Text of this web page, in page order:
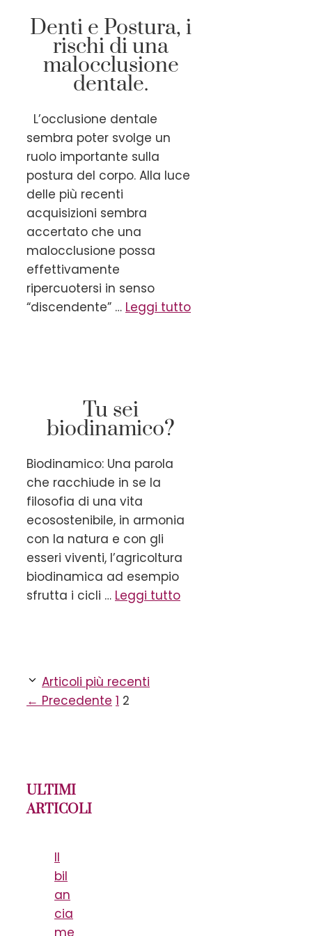
Denti e Postura, i
rischi di una
malocclusione
dentale.
L’occlusione dentale
sembra poter svolge un
ruolo importante sulla
postura del corpo. Alla luce
delle più recenti
acquisizioni sembra
accertato che una
malocclusione possa
effettivamente
ripercuotersi in senso
“discendente” … Leggi tutto
Tu sei
biodinamico?
Biodinamico: Una parola
che racchiude in se la
filosofia di una vita
ecosostenibile, in armonia
con la natura e con gli
esseri viventi, l’agricoltura
biodinamica ad esempio
sfrutta i cicli … Leggi tutto
Articoli più recenti
← Precedente Pagina
1 Pagina
2
ULTIMI
ARTICOLI
Il
bil
an
cia
me